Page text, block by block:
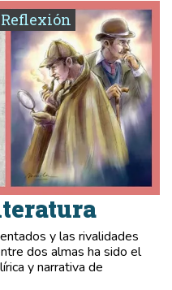
y las rivalidades
dos almas ha sido el
y narrativa de